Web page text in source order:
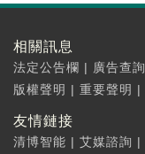
相關訊息
法定公告欄 | 廣告查詢
版權聲明 | 重要聲明 |
友情鏈接
清博智能 | 艾媒諮詢 |